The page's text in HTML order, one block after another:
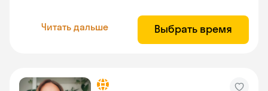
Читать дальше Выбрать время